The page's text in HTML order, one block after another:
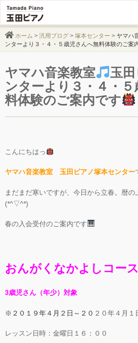
ホーム > 汎用ブログ > 塚本センター > ヤマハ
ンターより３・４・５歳児さんへ無料体験のご案
ヤマハ音楽教室
玉
ンターより３・４・
料体験のご案内です
こんにちはっ
ヤマハ音楽教室 玉田ピアノ塚本センター
まだまだ寒いですが、今日から立春。暦
(*^▽^*)
春の入会受付のご案内です
おんがくなかよしコース
3歳児さん（年少）対象
※２０１９年４月２日～２０ ２０年４月１
レッスン日時：金曜日１６：００